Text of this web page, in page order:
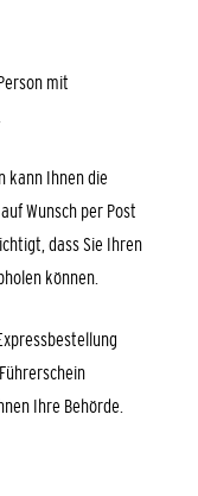
mit
kann Ihnen die
Wunsch per Post
dass Sie Ihren
können.
Ihre Behörde.